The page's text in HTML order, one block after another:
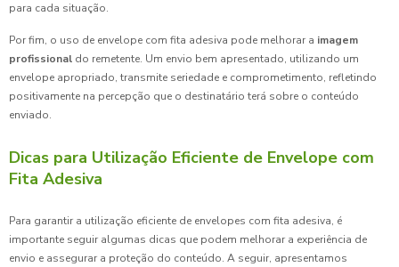
para cada situação.
Por fim, o uso de envelope com fita adesiva pode melhorar a imagem
profissional do remetente. Um envio bem apresentado, utilizando um
envelope apropriado, transmite seriedade e comprometimento, refletindo
positivamente na percepção que o destinatário terá sobre o conteúdo
enviado.
Dicas para Utilização Eficiente de Envelope com
Fita Adesiva
Para garantir a utilização eficiente de envelopes com fita adesiva, é
importante seguir algumas dicas que podem melhorar a experiência de
envio e assegurar a proteção do conteúdo. A seguir, apresentamos